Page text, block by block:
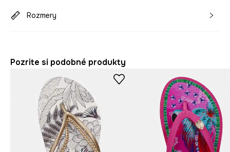
Rozmery
Pozrite si podobné produkty